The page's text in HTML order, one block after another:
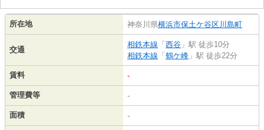
所在地 神奈川県横浜市保土ケ谷区川島町
交通
相鉄本線 「 西谷 」駅 徒歩10分
相鉄本線 「 鶴ケ峰 」駅 徒歩22分
賃料 -
管理費等 -
面積 -